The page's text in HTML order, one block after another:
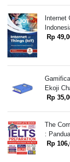
Internet
Rp
Ekoji
Rp
The
:
Rp